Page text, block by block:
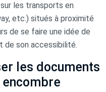
les transports en
etc.) situés à proximité
de se faire une idée de
de son accessibilité.
les documents
encombre